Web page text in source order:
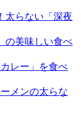
太らない「深夜
の美味しい食べ
レー」を食べ
メンの太らな